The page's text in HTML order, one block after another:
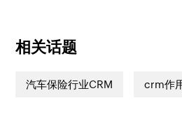
相关话题
汽车保险行业CRM crm作